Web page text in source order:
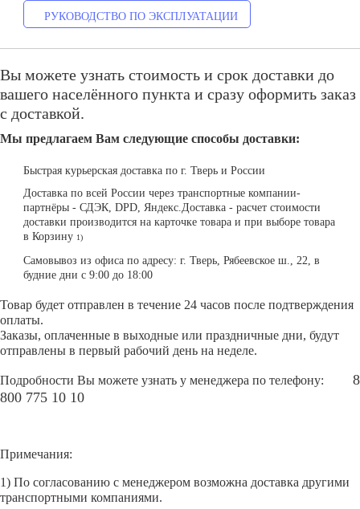
РУКОВОДСТВО ПО ЭКСПЛУАТАЦИИ
Вы можете узнать стоимость и срок доставки до
вашего населённого пункта и сразу оформить заказ
с доставкой.
Мы предлагаем Вам следующие способы доставки:
Быстрая курьерская доставка по г. Тверь и России
Доставка по всей России через транспортные компании-
партнёры - СДЭК, DPD, Яндекс.Доставка - расчет стоимости
доставки производится на карточке товара и при выборе товара
в Корзину 1)
Самовывоз из офиса по адресу: г. Тверь, Рябеевское ш., 22, в
будние дни с 9:00 до 18:00
Товар будет отправлен в течение 24 часов после подтверждения
оплаты.
Заказы, оплаченные в выходные или праздничные дни, будут
отправлены в первый рабочий день на неделе.
Подробности Вы можете узнать у менеджера по телефону:
8
800 775 10 10
Примечания:
1) По согласованию с менеджером возможна доставка другими
транспортными компаниями.